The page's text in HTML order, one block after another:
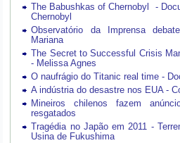
The Babushkas of Chernobyl -
Chernobyl
Observatório da Imprensa
Mariana
The Secret to Successful Crisis
- Melissa Agnes
O naufrágio do Titanic real time -
A indústria do desastre nos EUA -
Mineiros chilenos fazem
resgatados
Tragédia no Japão em 2011 -
Usina de Fukushima